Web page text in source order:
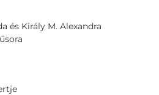
és Király M. Alexandra